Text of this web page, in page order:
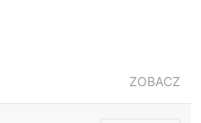
ZOBACZ